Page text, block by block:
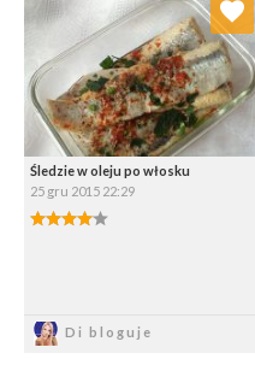
Śledzie w oleju po włosku
25 gru 2015 22:29
Di bloguje
Wybierz listę: